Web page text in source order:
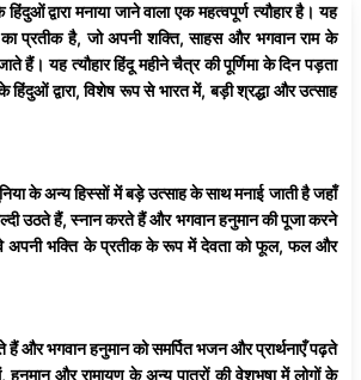
द्वारा मनाया जाने वाला एक महत्वपूर्ण त्यौहार है। यह
प्रतीक है, जो अपनी शक्ति, साहस और भगवान राम के
हैं। यह त्यौहार हिंदू महीने चैत्र की पूर्णिमा के दिन पड़ता
हिंदुओं द्वारा, विशेष रूप से भारत में, बड़ी श्रद्धा और उत्साह
के अन्य हिस्सों में बड़े उत्साह के साथ मनाई जाती है जहाँ
उठते हैं, स्नान करते हैं और भगवान हनुमान की पूजा करने
वे अपनी भक्ति के प्रतीक के रूप में देवता को फूल, फल और
और भगवान हनुमान को समर्पित भजन और प्रार्थनाएँ पढ़ते
और रामायण के अन्य पात्रों की वेशभूषा में लोगों के